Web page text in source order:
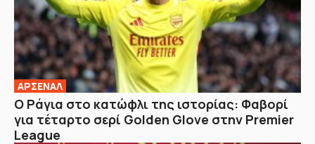
ΑΡΣΕΝΑΛ
Ο Ράγια στο κατώφλι της ιστορίας: Φαβορί
για τέταρτο σερί Golden Glove στην Premier
League